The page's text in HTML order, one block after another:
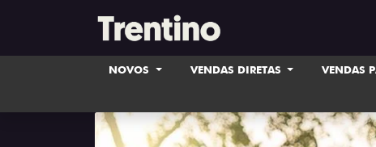
NOVOS VENDAS DIRETAS VENDAS